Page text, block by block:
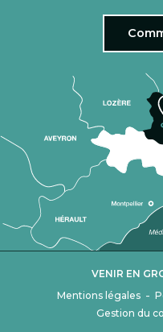
Mentions légales -
Gestion du
VENIR EN